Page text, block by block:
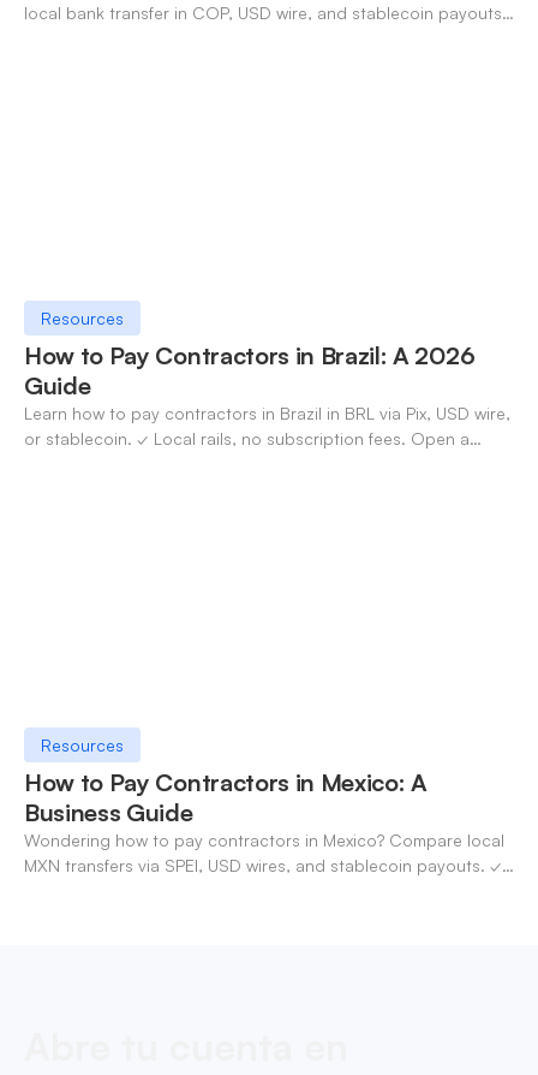
local bank transfer in COP, USD wire, and stablecoin payouts.
Resources
How to Pay Contractors in Brazil: A 2026
Guide
Learn how to pay contractors in Brazil in BRL via Pix, USD wire,
or stablecoin. ✓ Local rails, no subscription fees. Open a
Resources
How to Pay Contractors in Mexico: A
Business Guide
Wondering how to pay contractors in Mexico? Compare local
MXN transfers via SPEI, USD wires, and stablecoin payouts. ✓